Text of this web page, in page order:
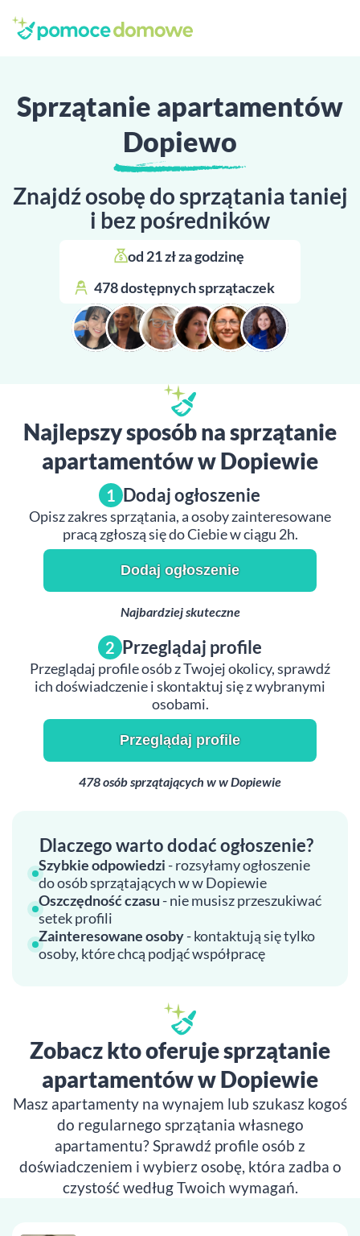
Sprzątanie apartamentów
Dopiewo
Znajdź osobę do sprzątania taniej
i bez pośredników
od 21 zł za godzinę
478 dostępnych sprzątaczek
Najlepszy sposób na sprzątanie
apartamentów w Dopiewie
1 Dodaj ogłoszenie
Opisz zakres sprzątania, a osoby zainteresowane
pracą zgłoszą się do Ciebie w ciągu 2h.
Dodaj ogłoszenie
Najbardziej skuteczne
2 Przeglądaj profile
Przeglądaj profile osób z Twojej okolicy, sprawdź
ich doświadczenie i skontaktuj się z wybranymi
osobami.
Przeglądaj profile
478 osób sprzątających w w Dopiewie
Dlaczego warto dodać ogłoszenie?
Szybkie odpowiedzi - rozsyłamy ogłoszenie
do osób sprzątających w w Dopiewie
Oszczędność czasu - nie musisz przeszukiwać
setek profili
Zainteresowane osoby- kontaktują się tylko
osoby, które chcą podjąć współpracę
Zobacz kto oferuje sprzątanie
apartamentów w Dopiewie
Masz apartamenty na wynajem lub szukasz kogoś
do regularnego sprzątania własnego
apartamentu? Sprawdź profile osób z
doświadczeniem i wybierz osobę, która zadba o
czystość według Twoich wymagań.